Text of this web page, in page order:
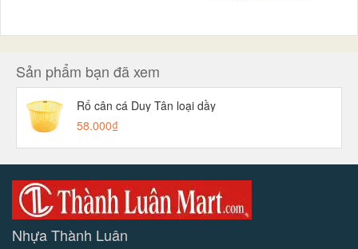
Sản phẩm bạn đã xem
Rổ cân cá Duy Tân loại dầy
58.000₫
Nhựa Thành Luân